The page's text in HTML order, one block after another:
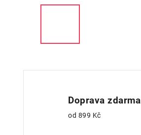
Doprava zdarma
od 899 Kč